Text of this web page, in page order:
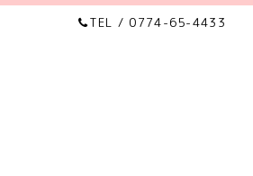
TEL / 0774-65-4433